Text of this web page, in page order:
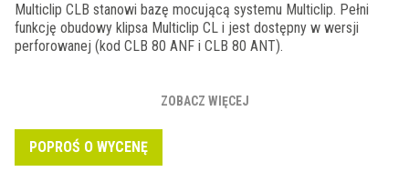
Multiclip CLB stanowi bazę mocującą systemu Multiclip. Pełni
funkcję obudowy klipsa Multiclip CL i jest dostępny w wersji
perforowanej (kod CLB 80 ANF i CLB 80 ANT).
ZOBACZ WIĘCEJ
POPROŚ O WYCENĘ